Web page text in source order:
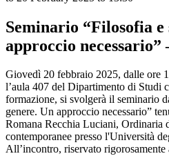
Seminario “Filosofia
approccio necessario”
Giovedì 20 febbraio 2025, dalle ore
l’aula 407 del Dipartimento di Studi
formazione, si svolgerà il seminario
genere. Un approccio necessario”
Romana Recchia Luciani, Ordinaria
contemporanee presso l'Università
All’incontro, riservato